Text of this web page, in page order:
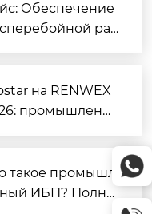
Обеспечение
ра
на RENWEX
промышленн
(стенд 16E84)
такое промышл
ИБП? Полно